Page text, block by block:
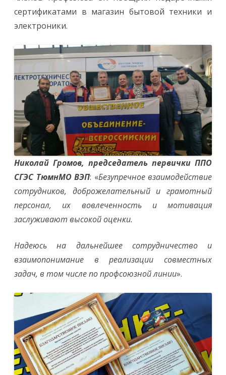
сертификатами в магазин бытовой техники и
электроники.
Николай Громов, председатель первички ППО
СГЭС ТюмнМО ВЭП: «Безупречное взаимодействие
сотрудников, доброжелательный и грамотный
персонал, их вовлеченность и мотивация
заслуживают высокой оценки.
Надеюсь на дальнейшее сотрудничество и
взаимопонимание в реализации совместных
задач, в том числе по профсоюзной линии».